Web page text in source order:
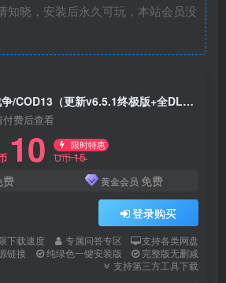
知晓，安装后永久可玩，本站会员没
使命召唤13：无限战争/COD13（更新v6.5.1终极版+全DLC）
付费后查看
10 限时特惠
U币15
费 黄金会员 免费
登录购买
下载速度 专属问答专区
支持各类网盘
链接
纯绿色一键安装版
完整版无删减
支持第三方工具下载